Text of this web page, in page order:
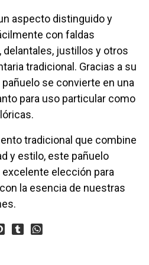
aspecto distinguido y
con faldas
delantales, justillos y otros
tradicional. Gracias a su
se convierte en una
para uso particular como
tradicional que combine
y estilo, este pañuelo
elección para
la esencia de nuestras